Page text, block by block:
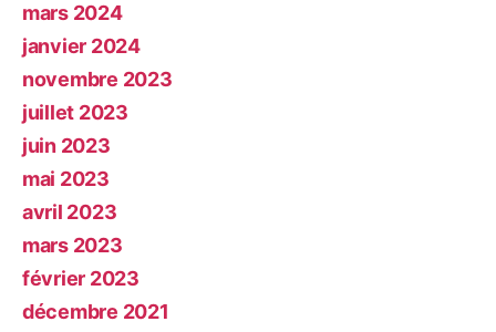
mars 2024
janvier 2024
novembre 2023
juillet 2023
juin 2023
mai 2023
avril 2023
mars 2023
février 2023
décembre 2021